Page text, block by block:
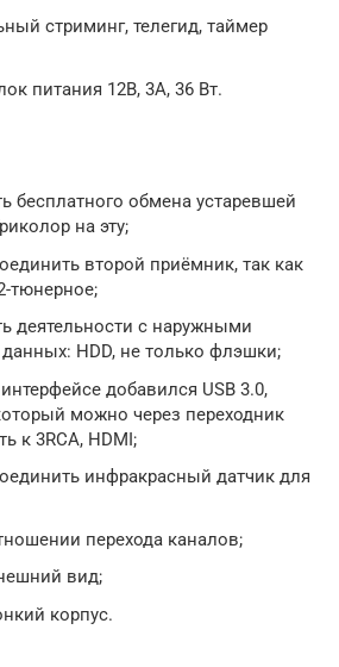
стриминг, телегид, таймер
питания 12В, 3А, 36 Вт.
бесплатного обмена устаревшей
на эту;
второй приёмник, так как
тюнерное;
деятельности с наружными
HDD, не только флэшки;
добавился USB 3.0,
можно через переходник
к 3RCA, HDMI;
инфракрасный датчик для
перехода каналов;
вид;
корпус.